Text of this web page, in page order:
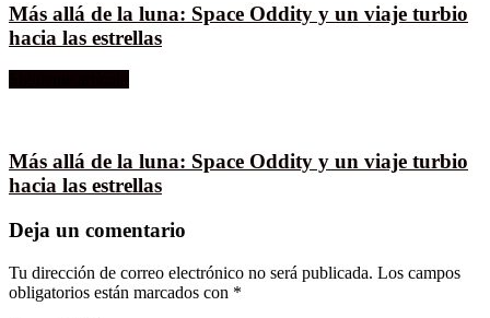
Más allá de la luna: Space Oddity y un viaje turbio
hacia las estrellas
Más allá de la luna: Space Oddity y un viaje turbio
hacia las estrellas
Deja un comentario
Tu dirección de correo electrónico no será publicada. Los campos
obligatorios están marcados con *